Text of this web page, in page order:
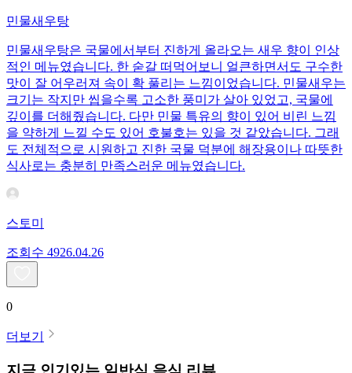
민물새우탕
민물새우탕은 국물에서부터 진하게 올라오는 새우 향이 인상
적인 메뉴였습니다. 한 숟갈 떠먹어보니 얼큰하면서도 구수한
맛이 잘 어우러져 속이 확 풀리는 느낌이었습니다. 민물새우는
크기는 작지만 씹을수록 고소한 풍미가 살아 있었고, 국물에
깊이를 더해줬습니다. 다만 민물 특유의 향이 있어 비린 느낌
을 약하게 느낄 수도 있어 호불호는 있을 것 같았습니다. 그래
도 전체적으로 시원하고 진한 국물 덕분에 해장용이나 따뜻한
식사로는 충분히 만족스러운 메뉴였습니다.
스토미
조회수 4926.04.26
0
더보기